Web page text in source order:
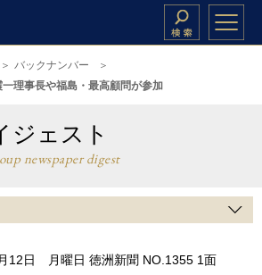
バックナンバー
理事長や福島・最高顧問が参加
ジェスト
newspaper digest
12日 月曜日 徳洲新聞 NO.1355 1面